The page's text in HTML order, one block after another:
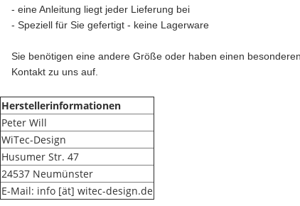
- eine Anleitung liegt jeder Lieferung bei
- Speziell für Sie gefertigt - keine Lagerware
Sie benötigen eine andere Größe oder haben einen
Kontakt zu uns auf.
Herstellerinformationen
Peter Will
WiTec-Design
Husumer Str. 47
24537 Neumünster
E-Mail: info [ät] witec-design.de